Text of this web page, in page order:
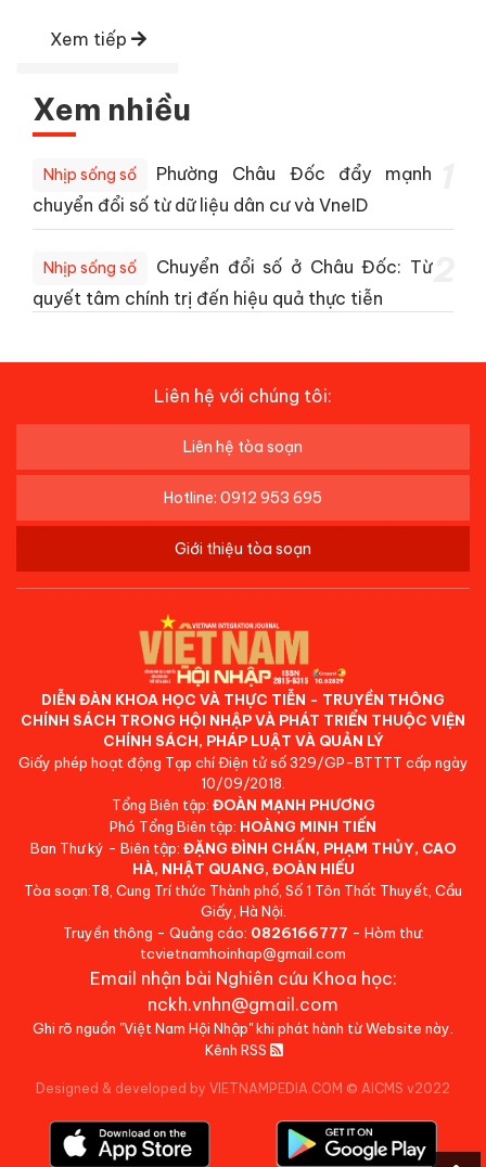
Xem tiếp
Xem nhiều
Nhịp sống số
Phường Châu Đốc đẩy mạnh
chuyển đổi số từ dữ liệu dân cư và VneID
Nhịp sống số
Chuyển đổi số ở Châu Đốc: Từ
quyết tâm chính trị đến hiệu quả thực tiễn
Liên hệ với chúng tôi:
Liên hệ tòa soạn
Hotline: 0912 953 695
Giới thiệu tòa soạn
DIỄN ĐÀN KHOA HỌC VÀ THỰC TIỄN - TRUYỀN THÔNG
CHÍNH SÁCH TRONG HỘI NHẬP VÀ PHÁT TRIỂN THUỘC VIỆN
CHÍNH SÁCH, PHÁP LUẬT VÀ QUẢN LÝ
Giấy phép hoạt động Tạp chí Điện tử số 329/GP-BTTTT cấp ngày
10/09/2018.
Tổng Biên tập: ĐOÀN MẠNH PHƯƠNG
Phó Tổng Biên tập: HOÀNG MINH TIẾN
Ban Thư ký - Biên tập: ĐẶNG ĐÌNH CHẤN, PHẠM THỦY, CAO
HÀ, NHẬT QUANG, ĐOÀN HIẾU
Tòa soạn:T8, Cung Trí thức Thành phố, Số 1 Tôn Thất Thuyết, Cầu
Giấy, Hà Nội.
Truyền thông - Quảng cáo: 0826166777 - Hòm thư:
tcvietnamhoinhap@gmail.com
Email nhận bài Nghiên cứu Khoa học:
nckh.vnhn@gmail.com
Ghi rõ nguồn "Việt Nam Hội Nhập" khi phát hành từ Website này.
Kênh RSS
Designed & developed by VIETNAMPEDIA.COM © AICMS v2022